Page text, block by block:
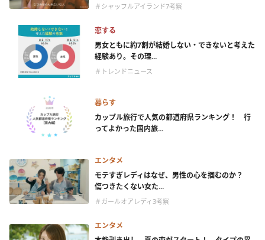
＃シャッフルアイランド7考察
恋する
男女ともに約7割が結婚しない・できないと考えた
経験あり。その理...
＃トレンドニュース
暮らす
カップル旅行で人気の都道府県ランキング！ 行
ってよかった国内旅...
エンタメ
モテすぎレディはなぜ、男性の心を掴むのか？
傷つきたくない女た...
＃ガールオアレディ3考察
エンタメ